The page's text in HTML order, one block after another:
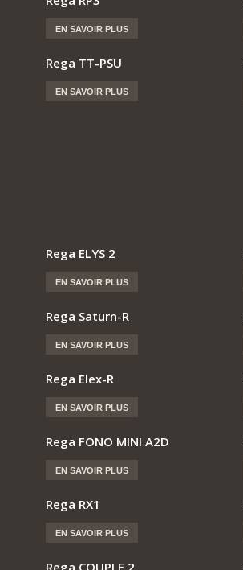
EN SAVOIR PLUS
Rega TT-PSU
EN SAVOIR PLUS
Rega ELYS 2
EN SAVOIR PLUS
Rega Saturn-R
EN SAVOIR PLUS
Rega Elex-R
EN SAVOIR PLUS
Rega FONO MINI A2D
EN SAVOIR PLUS
Rega RX1
EN SAVOIR PLUS
Rega COUPLE 2